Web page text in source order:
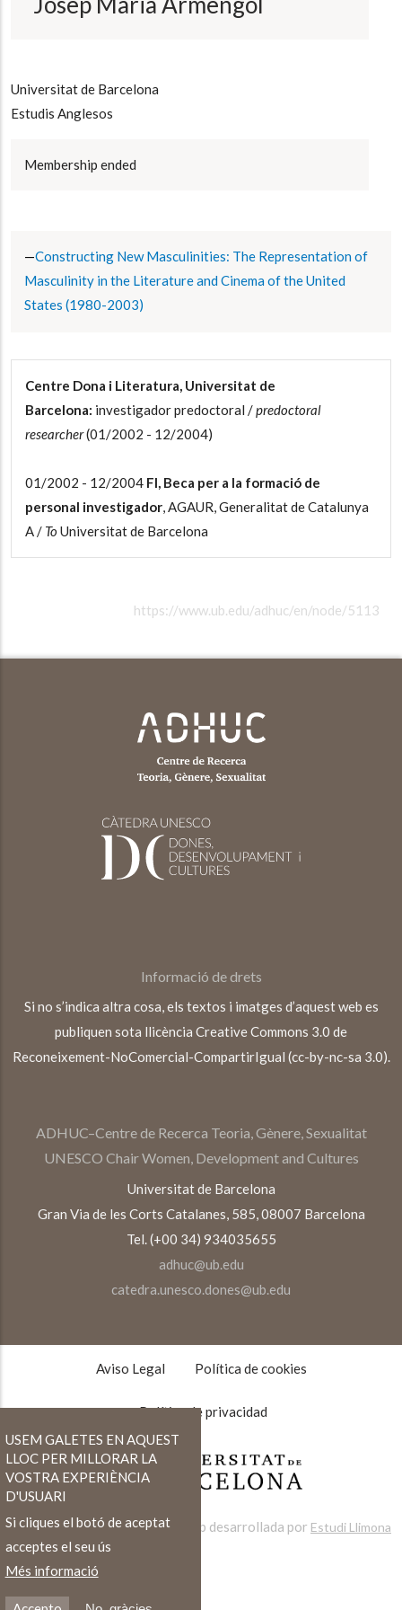
Universitat de Barcelona
Estudis Anglesos
Membership ended
Constructing New Masculinities: The Representation of
Masculinity in the Literature and Cinema of the United
States (1980-2003)
Centre Dona i Literatura, Universitat de
Barcelona: investigador predoctoral /predoctoral
researcher(01/2002 - 12/2004)
01/2002 - 12/2004 FI, Beca per a la formació de
personal investigador , AGAUR, Generalitat de Catalunya
A / To Universitat de Barcelona
https://www.ub.edu/adhuc/en/node/5113
Informació de drets
Si no s’indica altra cosa, els textos i imatges d’aquest web es
publiquen sota llicència Creative Commons 3.0 de
Reconeixement-NoComercial-CompartirIgual (cc-by-nc-sa 3.0).
ADHUC–Centre de Recerca Teoria, Gènere, Sexualitat
UNESCO Chair Women, Development and Cultures
Universitat de Barcelona
Gran Via de les Corts Catalanes, 585, 08007 Barcelona
Tel. (+00 34) 934035655
adhuc@ub.edu
catedra.unesco.dones@ub.edu
TEXTOS
Aviso Legal Política de cookies
Política de privacidad
Web desarrollada por Estudi Llimona
USEM GALETES EN AQUEST
LLOC PER MILLORAR LA
VOSTRA EXPERIÈNCIA
D'USUARI
Si cliques el botó de aceptat
acceptes el seu ús
Més informació